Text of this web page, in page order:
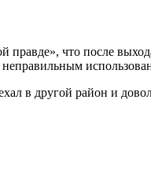
правде», что после
в другой район и